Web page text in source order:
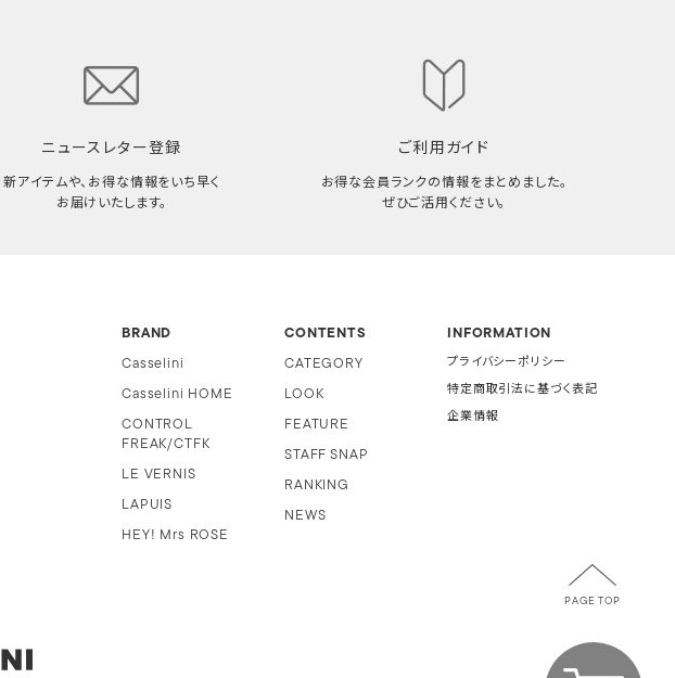
ニュースレター登録
新アイテムや、お得な情報をいち早く
お届けいたします。
ご利用ガイド
お得な会員ランクの情報をまとめました。
ぜひご活用ください。
BRAND
Casselini
Casselini HOME
CONTROL
FREAK/CTFK
LE VERNIS
LAPUIS
HEY! Mrs ROSE
CONTENTS
CATEGORY
LOOK
FEATURE
STAFF SNAP
RANKING
NEWS
INFORMATION
プライバシーポリシー
特定商取引法に基づく表記
企業情報
PAGE TOP